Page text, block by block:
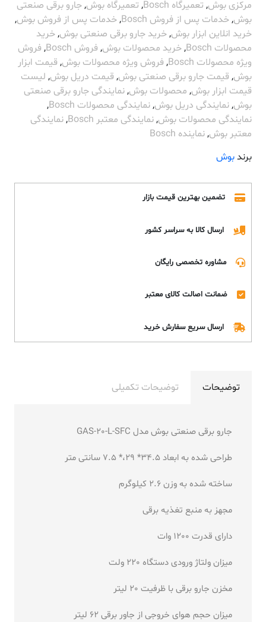
مرکزی بوش, تعمیرگاه Bosch , تعمیرگاه بوش,جارو برقی صنعتی
بوش,خدمات پس از فروش Bosch ,خدمات پس از فروش بوش,
خرید انلاین ابزار بوش,خرید جارو برقی صنعتی بوش,خرید
محصولات Bosch
,خرید محصولات بوش, فروش Bosch , فروش
ویژه محصولات Bosch
, فروش ویژه محصولات بوش, قیمت ابزار
بوش, قیمت جارو برقی صنعتی بوش, قیمت دریل بوش, لیست
قیمت ابزار بوش, محصولات بوش,نمایندگی جارو برقی صنعتی
بوش,نمایندگی دریل بوش,نمایندگی محصولات Bosch
,
نمایندگی محصولات بوش,نمایندگی معتبر Bosch ,نمایندگی
معتبر بوش,نماینده Bosch
برندبوش
تضمین بهترین قیمت بازار
ارسال کالا به سراسر کشور
مشاوره تخصصی رایگان
ضمانت اصالت کالای معتبر
ارسال سریع سفارش خرید
توضیحات توضیحات تکمیلی
جارو برقی صنعتی بوش مدل GAS-20-L-SFC
طراحی شده به ابعاد 34.5* 29،* 7.5 سانتی متر
ساخته شده به وزن 2.6 کیلوگرم
مجهز به منبع تغذیه برقی
دارای قدرت 1200 وات
میزان ولتاژ ورودی دستگاه 220 ولت
مخزن جارو برقی با ظرفیت 20 لیتر
میزان حجم هوای خروجی از جاور برقی 62 لیتر